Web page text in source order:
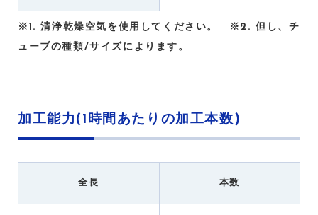
※1. 清浄乾燥空気を使用してください。 ※2. 但し、チ
ューブの種類/サイズによります。
加工能力(1時間あたりの加工本数)
全長 本数